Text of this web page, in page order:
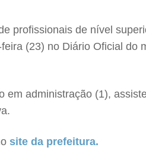
profissionais de nível
(23) no Diário Oficial do
administração (1),
site da prefeitura.